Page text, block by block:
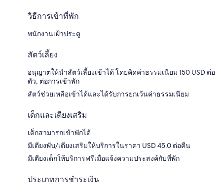
วิธีการเข้าที่พัก
พนักงานเฝ้าประตู
สัตว์เลี้ยง
อนุญาตให้นำสัตว์เลี้ยงเข้าได้ โดยคิดค่าธรรมเนียม 150 USD ต่อ
ตัว, ต่อการเข้าพัก
สัตว์ช่วยเหลือเข้าได้และได้รับการยกเว้นค่าธรรมเนียม
เด็กและเตียงเสริม
เด็กสามารถเข้าพักได้
มีเตียงพับ/เตียงเสริมให้บริการในราคา USD 45.0 ต่อคืน
มีเตียงเด็กให้บริการฟรีเมื่อแจ้งความประสงค์กับที่พัก
ประเภทการชำระเงิน